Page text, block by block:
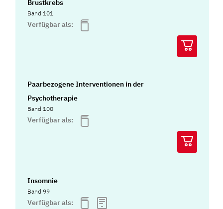
Brustkrebs
Band 101
Verfügbar als:
Paarbezogene Interventionen in der
Psychotherapie
Band 100
Verfügbar als:
Insomnie
Band 99
Verfügbar als: